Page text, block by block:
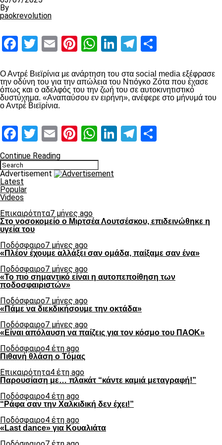
By
paokrevolution
Facebook
Twitter
EmailPinterest
WhatsApp
LinkedIn
Telegram
Ο Αντρέ Βιεϊρίνια με ανάρτηση του στα social media εξέφρασε
την οδύνη του για την απώλεια του Ντιόγκο Ζότα που έχασε
όπως και ο αδελφός του την ζωή του σε αυτοκινητιστικό
δυστύχημα. «Αναπαύσου εν ειρήνη», ανέφερε στο μήνυμά του
ο Αντρέ Βιεϊρίνια.
Facebook
Twitter
EmailPinterest
WhatsApp
LinkedIn
Telegram
Continue Reading
Advertisement
Latest
Popular
Videos
Επικαιρότητα7 μήνες ago
Στο νοσοκομείο ο Μιρτσέα Λουτσέσκου, επιδεινώθηκε η
υγεία του
Ποδόσφαιρο7 μήνες ago
«Πλέον έχουμε αλλάξει σαν ομάδα, παίξαμε σαν ένα»
Ποδόσφαιρο7 μήνες ago
«Το πιο σημαντικό είναι η αυτοπεποίθηση των
ποδοσφαιριστών»
Ποδόσφαιρο7 μήνες ago
«Πάμε να διεκδικήσουμε την οκτάδα»
Ποδόσφαιρο7 μήνες ago
«Είναι απόλαυση να παίζεις για τον κόσμο του ΠΑΟΚ»
Ποδόσφαιρο4 έτη ago
Πιθανή θλάση ο Τόμας
Επικαιρότητα4 έτη ago
Παρουσίαση με… πλακάτ “κάντε καμιά μεταγραφή!”
Ποδόσφαιρο4 έτη ago
“Ράφα σαν την Χαλκιδική δεν έχει!”
Ποδόσφαιρο4 έτη ago
«Last dance» για Κουαλιάτα